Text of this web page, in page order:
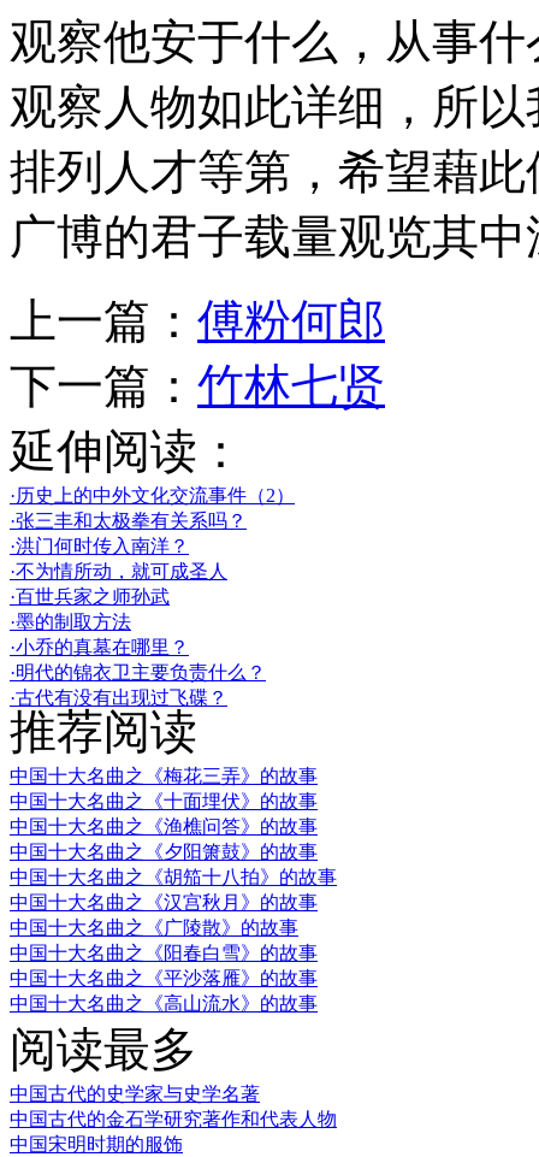
观察他安于什么，从事
观察人物如此详细，所
排列人才等第，希望藉
广博的君子载量观览其
上一篇： 傅粉何郎
下一篇： 竹林七贤
延伸阅读：
·历史上的中外文化交流事件（2）
·张三丰和太极拳有关系吗？
·洪门何时传入南洋？
·不为情所动，就可成圣人
·百世兵家之师孙武
·墨的制取方法
·小乔的真墓在哪里？
·明代的锦衣卫主要负责什么？
·古代有没有出现过飞碟？
推荐阅读
中国十大名曲之《梅花三弄》的故事
中国十大名曲之《十面埋伏》的故事
中国十大名曲之《渔樵问答》的故事
中国十大名曲之《夕阳箫鼓》的故事
中国十大名曲之《胡笳十八拍》的故事
中国十大名曲之《汉宫秋月》的故事
中国十大名曲之《广陵散》的故事
中国十大名曲之《阳春白雪》的故事
中国十大名曲之《平沙落雁》的故事
中国十大名曲之《高山流水》的故事
阅读最多
中国古代的史学家与史学名著
中国古代的金石学研究著作和代表人物
中国宋明时期的服饰